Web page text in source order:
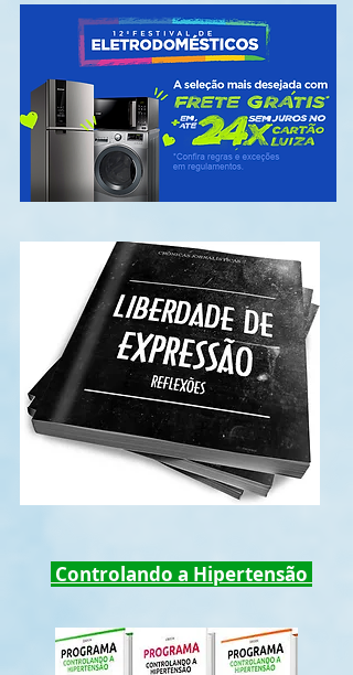
Controlando a Hipertensão